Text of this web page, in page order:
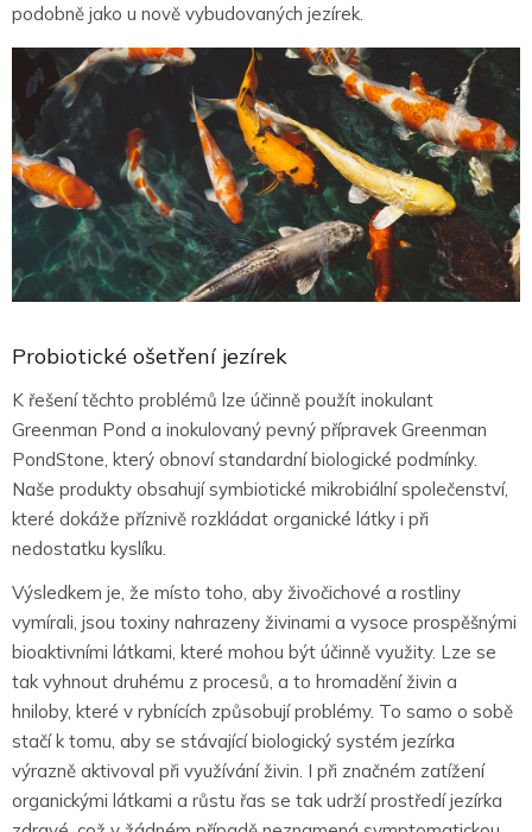
podobně jako u nově vybudovaných jezírek.
Probiotické ošetření jezírek
K řešení těchto problémů lze účinně použít inokulant
Greenman Pond a inokulovaný pevný přípravek Greenman
PondStone, který obnoví standardní biologické podmínky.
Naše produkty obsahují symbiotické mikrobiální společenství,
které dokáže příznivě rozkládat organické látky i při
nedostatku kyslíku.
Výsledkem je, že místo toho, aby živočichové a rostliny
vymírali, jsou toxiny nahrazeny živinami a vysoce prospěšnými
bioaktivními látkami, které mohou být účinně využity. Lze se
tak vyhnout druhému z procesů, a to hromadění živin a
hniloby, které v rybnících způsobují problémy. To samo o sobě
stačí k tomu, aby se stávající biologický systém jezírka
výrazně aktivoval při využívání živin. I při značném zatížení
organickými látkami a růstu řas se tak udrží prostředí jezírka